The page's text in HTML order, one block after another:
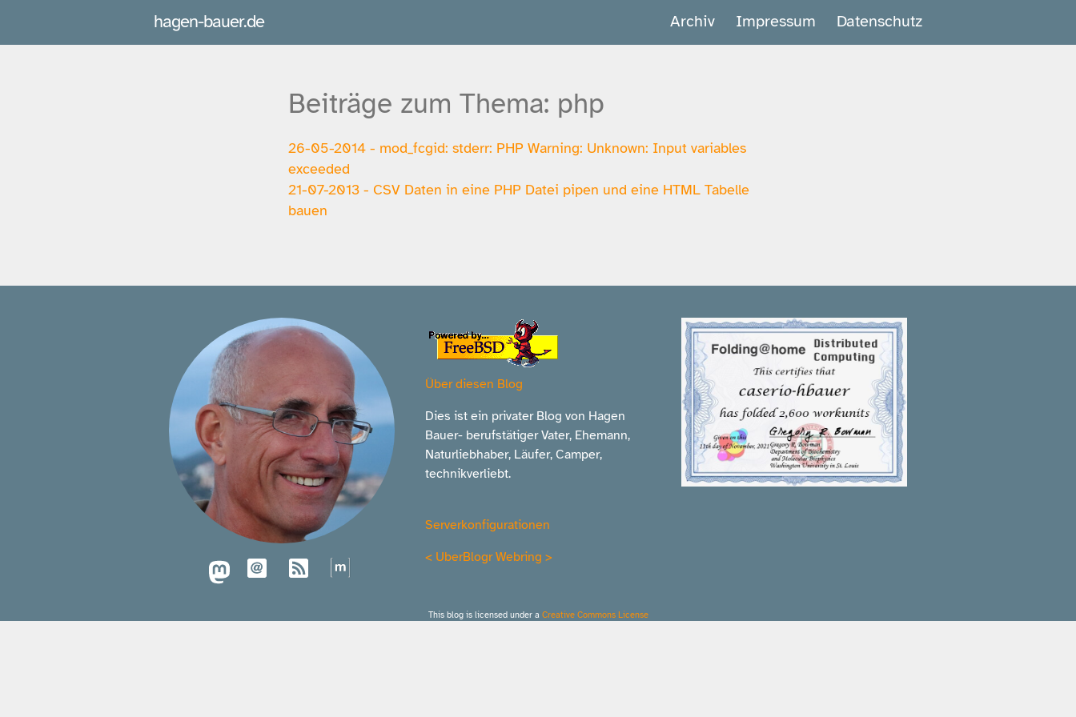
hagen-bauer.de Archiv Impressum Datenschutz
Beiträge zum Thema: php
26-05-2014 - mod_fcgid: stderr: PHP Warning: Unknown: Input variables
exceeded
21-07-2013 - CSV Daten in eine PHP Datei pipen und eine HTML Tabelle
bauen
Über diesen Blog
Dies ist ein privater Blog von Hagen
Bauer- berufstätiger Vater, Ehemann,
Naturliebhaber, Läufer, Camper,
technikverliebt.
Serverkonfigurationen
< UberBlogr Webring >
This blog is licensed under a Creative Commons License